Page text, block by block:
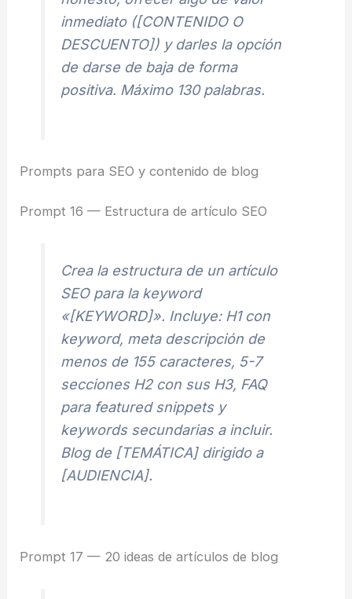
inmediato ([CONTENIDO O
DESCUENTO]) y darles la opción
de darse de baja de forma
positiva. Máximo 130 palabras.
Prompts para SEO y contenido de blog
Prompt 16 — Estructura de artículo SEO
Crea la estructura de un artículo
SEO para la keyword
«[KEYWORD]». Incluye: H1 con
keyword, meta descripción de
menos de 155 caracteres, 5-7
secciones H2 con sus H3, FAQ
para featured snippets y
keywords secundarias a incluir.
Blog de [TEMÁTICA] dirigido a
[AUDIENCIA].
Prompt 17 — 20 ideas de artículos de blog